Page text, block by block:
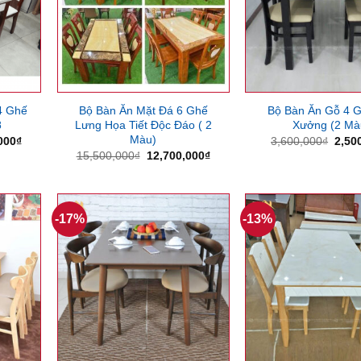
Ghế
₫Giá
Bộ Bàn Ăn Mặt Đá 6 Ghế
Lưng Họa Tiết Độc Đáo ( 2
Màu)
15,500,000₫ Giá
12,700,000₫Giá
12,700,000₫.
Bộ Bàn Ăn Gỗ 4
Xưởng (2
3,600,000₫ Giá
-17% -13%